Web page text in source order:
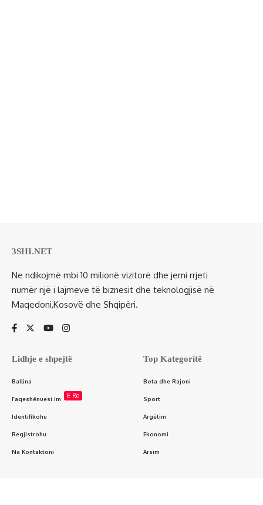
3SHI.NET
Ne ndikojmë mbi 10 milionë vizitorë dhe jemi rrjeti
numër një i lajmeve të biznesit dhe teknologjisë në
Maqedoni,Kosovë dhe Shqipëri.
Lidhje e shpejtë
Ballina
Faqeshënuesi im E Re
Identifikohu
Regjistrohu
Na Kontaktoni
Top Kategoritë
Bota dhe Rajoni
Sport
Argëtim
Ekonomi
Arsim